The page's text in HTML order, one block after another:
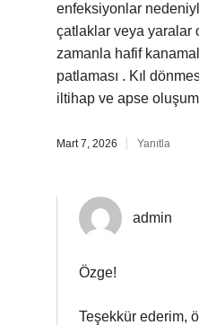
enfeksiyonlar
çatlaklar veya yaralar
zamanla hafif
patlaması . Kıl
iltihap ve apse
Mart 7, 2026 Yanıtla
admin
Özge!
Teşekkür ederim,